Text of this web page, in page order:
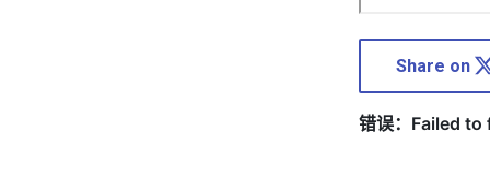
Share on